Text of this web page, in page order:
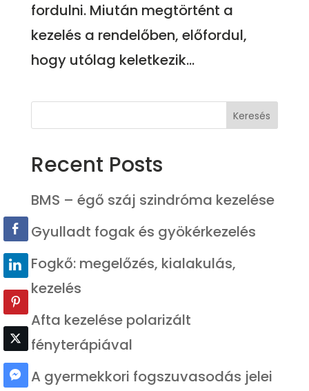
fordulni. Miután megtörtént a
kezelés a rendelőben, előfordul,
hogy utólag keletkezik...
Keresés
Recent Posts
BMS – égő száj szindróma kezelése
Gyulladt fogak és gyökérkezelés
Fogkő: megelőzés, kialakulás,
kezelés
Afta kezelése polarizált
fényterápiával
A gyermekkori fogszuvasodás jelei